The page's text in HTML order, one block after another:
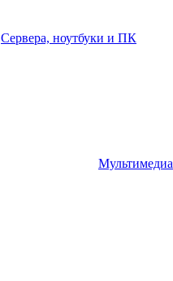
Сервера, ноутбуки и ПК
Мультимедиа